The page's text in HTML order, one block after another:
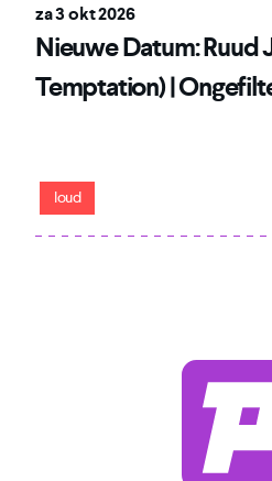
za 3 okt 2026
Nieuwe Datum: Ruud
Temptation) |
loud